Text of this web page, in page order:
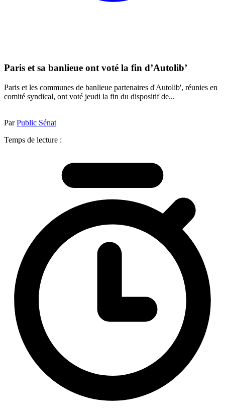
Paris et sa banlieue ont voté la fin d’Autolib’
Paris et les communes de banlieue partenaires d'Autolib', réunies en
comité syndical, ont voté jeudi la fin du dispositif de...
ParPublic Sénat
Temps de lecture :